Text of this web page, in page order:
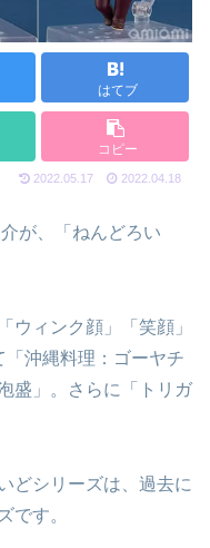
はてブ
コピー
2022.05.17 2022.04.18
が、「ねんどろい
ウィンク顔」「笑顔」
沖縄料理：ゴーヤチ
盛」。さらに「トリガ
どシリーズは、過去に
です。